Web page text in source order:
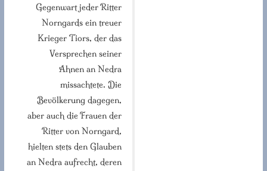
Gegenwart jeder Ritter
Norngards ein treuer
Krieger Tiors, der das
Versprechen seiner
Ahnen an Nedra
missachtete. Die
Bevölkerung dagegen,
aber auch die Frauen der
Ritter von Norngard,
hielten stets den Glauben
an Nedra aufrecht, deren